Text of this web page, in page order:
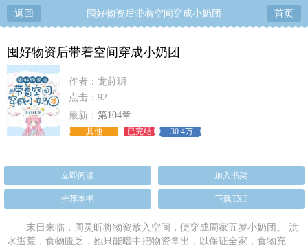
返回 囤好物资后带着空间穿成小奶团 首页
囤好物资后带着空间穿成小奶团
作者：龙莳玥
点击：92
最新： 第104章
其他 已完结 30.4万
立即阅读 加入书架
推荐本书 下载TXT
末日来临，周灵昕将物资放入空间，便穿成周家五岁小奶团。 洪
水逃荒，食物匮乏，她只能暗中把物资拿出，以保证全家，食物充